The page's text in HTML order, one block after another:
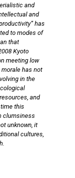
and
and
has
to modes of
that
Kyoto
meeting low
has not
in the
and
this
clumsiness
unknown, it
cultures,